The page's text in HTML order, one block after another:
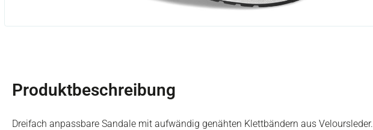
Produktbeschreibung
Dreifach anpassbare Sandale mit aufwändig genähten Klettbändern aus Veloursleder.